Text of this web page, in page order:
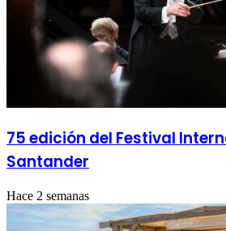
75 edición del Festival
Santander
Hace 2 semanas